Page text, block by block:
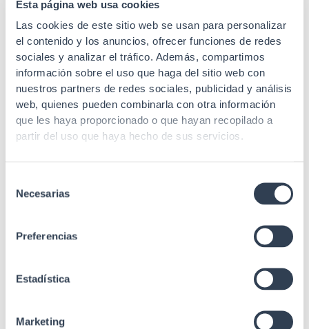
Esta página web usa cookies
Las cookies de este sitio web se usan para personalizar
el contenido y los anuncios, ofrecer funciones de redes
sociales y analizar el tráfico. Además, compartimos
información sobre el uso que haga del sitio web con
nuestros partners de redes sociales, publicidad y análisis
web, quienes pueden combinarla con otra información
que les haya proporcionado o que hayan recopilado a
partir del uso que haya hecho de sus servicios.
Necesarias
Preferencias
Estadística
Marketing
Radio curvatura
min. estático
Longitud de
850/1300 nm
Atenuación
≤3.2 / ≤0.8 (850/1300
mm nm (dB/Km))